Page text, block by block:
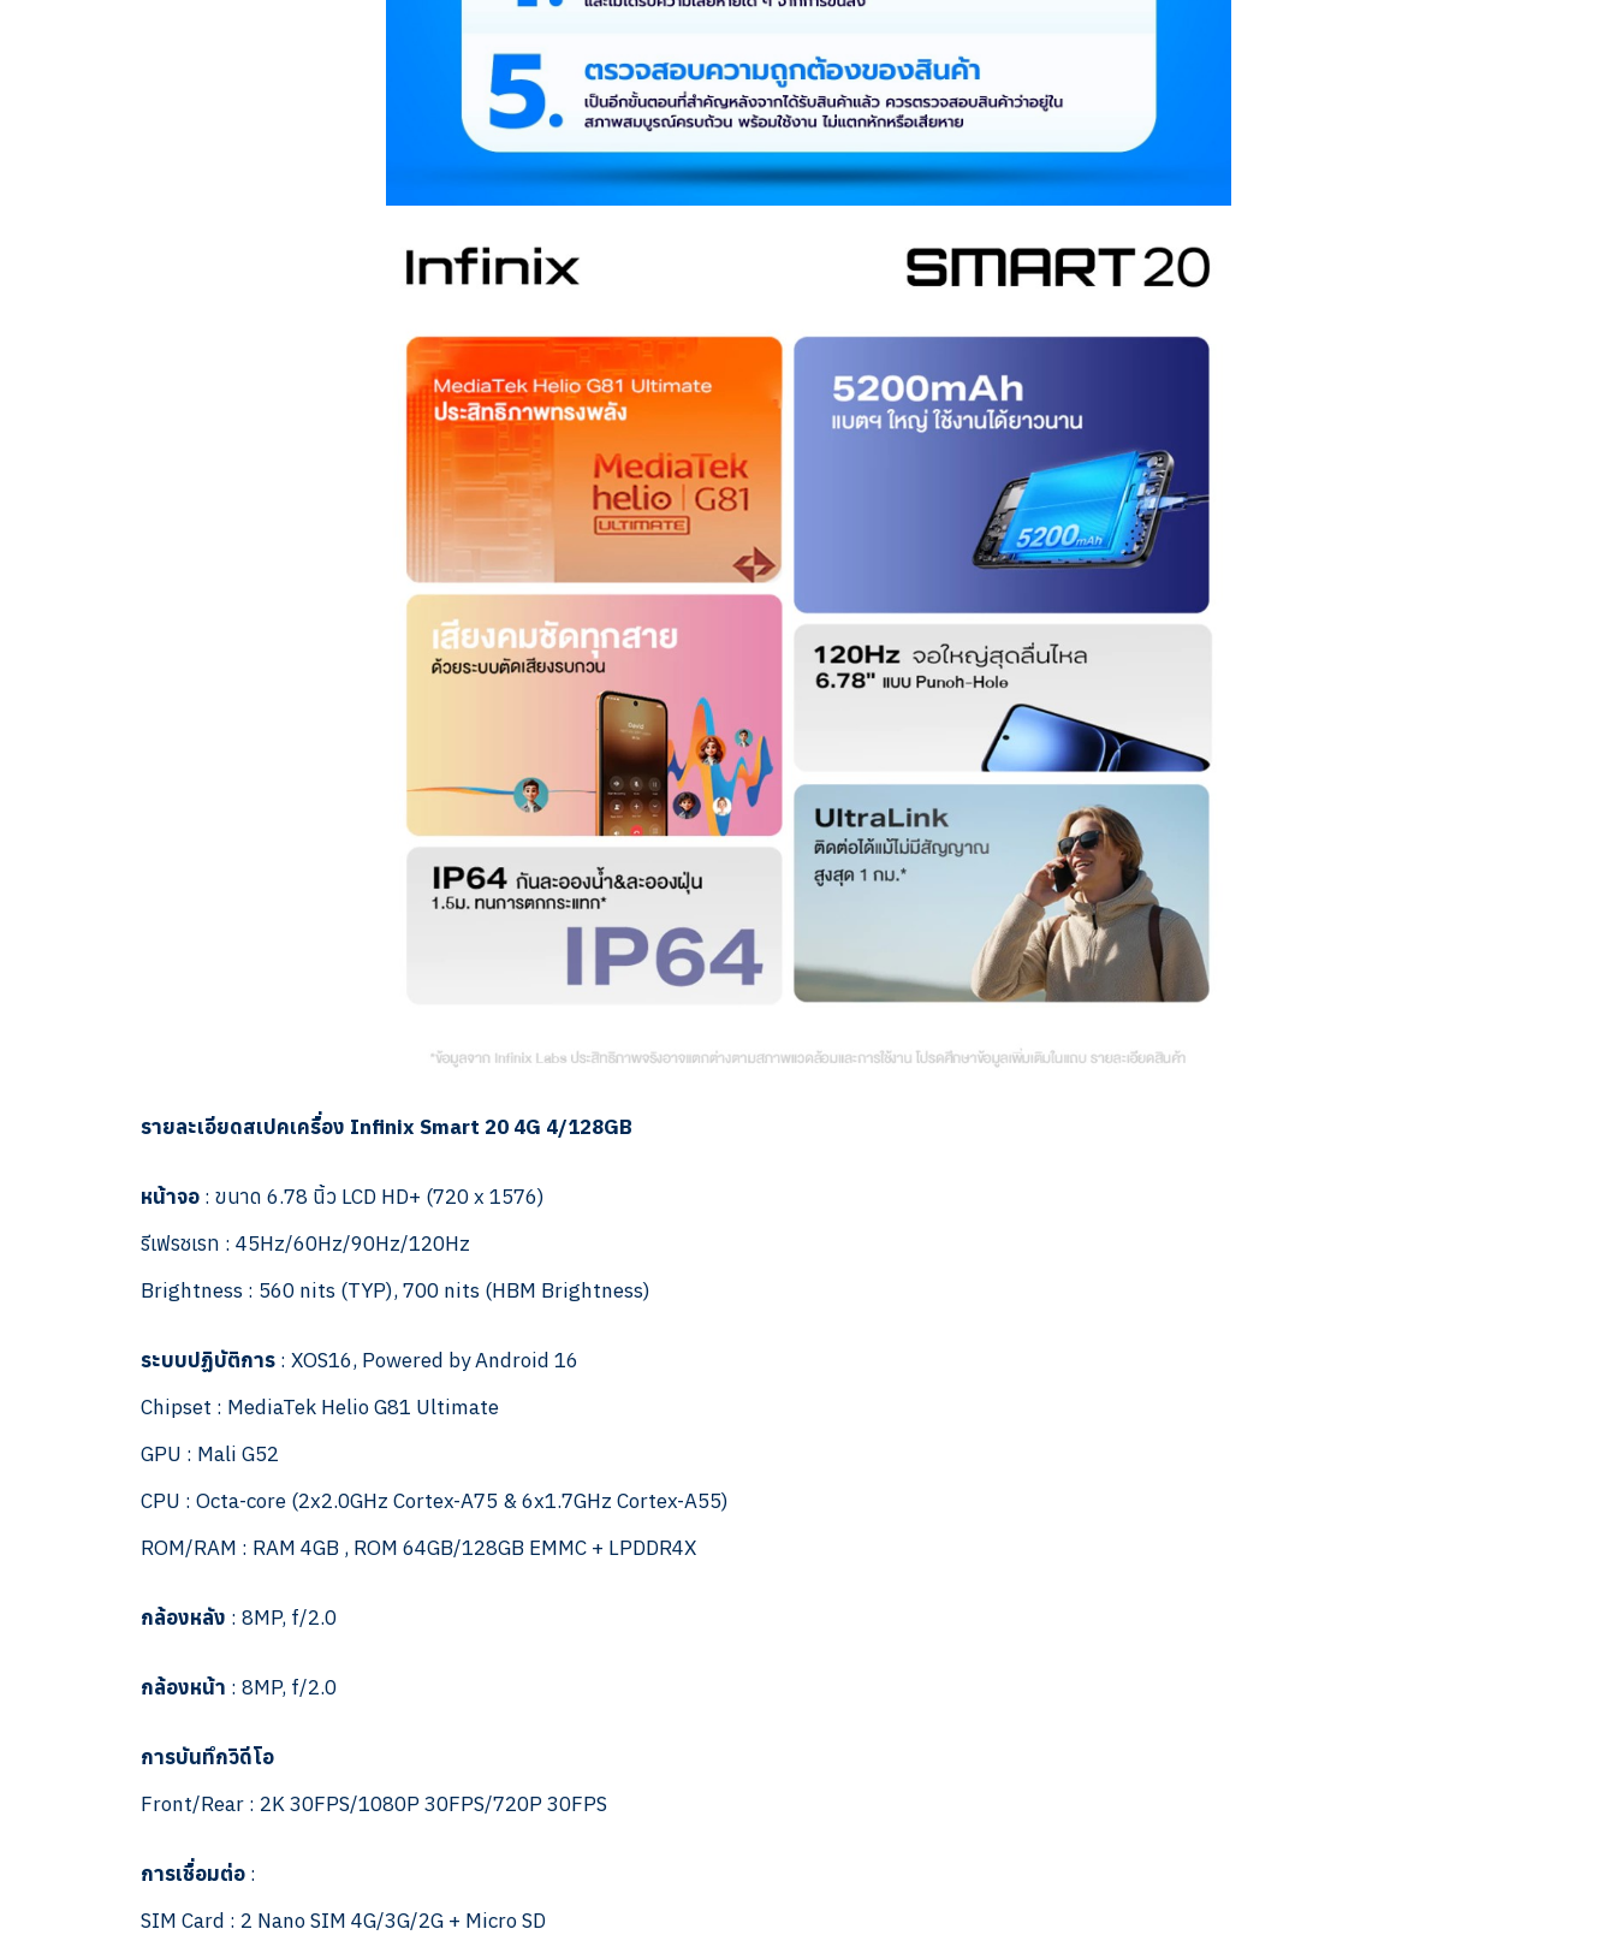
รายละเอียดสเปคเครื่อง Infinix Smart 20 4G 4/128GB
หน้าจอ : ขนาด 6.78 นิ้ว LCD HD+ (720 x 1576)
รีเฟรชเรท : 45Hz/60Hz/90Hz/120Hz
Brightness : 560 nits (TYP), 700 nits (HBM Brightness)
ระบบปฏิบัติการ : XOS16, Powered by Android 16
Chipset : MediaTek Helio G81 Ultimate
GPU : Mali G52
CPU : Octa-core (2x2.0GHz Cortex-A75 & 6x1.7GHz Cortex-A55)
ROM/RAM : RAM 4GB , ROM 64GB/128GB EMMC + LPDDR4X
กล้องหลัง : 8MP, f/2.0
กล้องหน้า : 8MP, f/2.0
การบันทึกวิดีโอ
Front/Rear : 2K 30FPS/1080P 30FPS/720P 30FPS
การเชื่อมต่อ :
SIM Card : 2 Nano SIM 4G/3G/2G + Micro SD